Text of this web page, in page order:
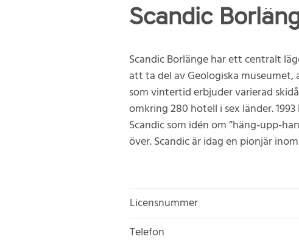
Scandic
Scandic Borlänge har ett centralt
att ta del av Geologiska
som vintertid erbjuder varierad
omkring 280 hotell i sex länder.
Scandic som idén om ”häng-upp-
över. Scandic är idag en pionjär
Licensnummer
Telefon